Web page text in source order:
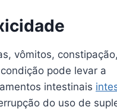
vômitos,
pode levar a
intestinais
do uso de